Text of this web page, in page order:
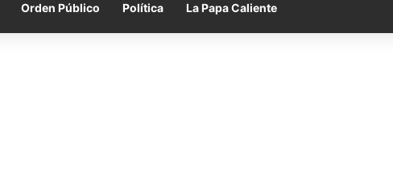
Orden Público Política La Papa Caliente